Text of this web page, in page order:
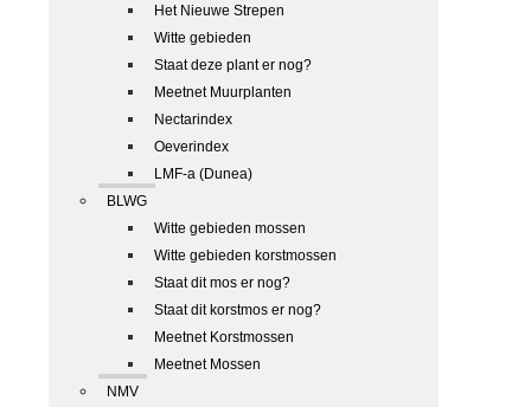
Het Nieuwe Strepen
Witte gebieden
Staat deze plant er nog?
Meetnet Muurplanten
Nectarindex
Oeverindex
LMF-a (Dunea)
BLWG
Witte gebieden mossen
Witte gebieden korstmossen
Staat dit mos er nog?
Staat dit korstmos er nog?
Meetnet Korstmossen
Meetnet Mossen
NMV